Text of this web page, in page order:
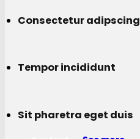
Consectetur adipscing
Tempor incididunt
Sit pharetra eget duis